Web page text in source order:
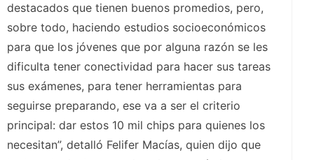
destacados que tienen buenos promedios, pero,
sobre todo, haciendo estudios socioeconómicos
para que los jóvenes que por alguna razón se les
dificulta tener conectividad para hacer sus tareas
sus exámenes, para tener herramientas para
seguirse preparando, ese va a ser el criterio
principal: dar estos 10 mil chips para quienes los
necesitan”, detalló Felifer Macías, quien dijo que